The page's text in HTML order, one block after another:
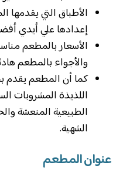
الأطباق التي
إعدادها علي أيدي
الأسعار بالمطعم
والأجواء بالمطعم
كما أن المطعم يقدم
اللذيذة المشروبات
الطبيعية المنعشة
الشهية.
عنوان المطعم